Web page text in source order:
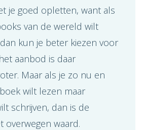
je goed opletten, want als
van de wereld wilt
kun je beter kiezen voor
aanbod is daar
Maar als je zo nu en
wilt lezen maar
schrijven, dan is de
overwegen waard.